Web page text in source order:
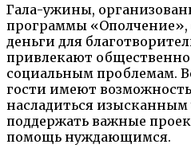
Гала-ужины,
программы «Ополчение»,
деньги для
привлекают
социальным проблемам.
гости имеют
насладиться
поддержать важные
помощь нуждающимся.